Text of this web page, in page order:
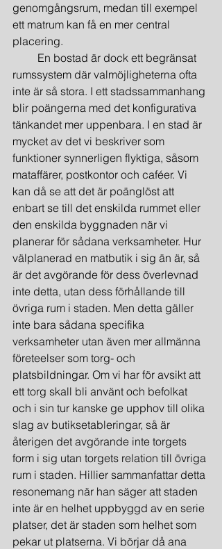
genomgångsrum, medan till exempel
ett matrum kan få en mer central
placering.
En bostad är dock ett begränsat
rumssystem där valmöjligheterna ofta
inte är så stora. I ett stadssammanhang
blir poängerna med det konfigurativa
tänkandet mer uppenbara. I en stad är
mycket av det vi beskriver som
funktioner synnerligen flyktiga, såsom
mataffärer, postkontor och caféer. Vi
kan då se att det är poänglöst att
enbart se till det enskilda rummet eller
den enskilda byggnaden när vi
planerar för sådana verksamheter. Hur
välplanerad en matbutik i sig än är, så
är det avgörande för dess överlevnad
inte detta, utan dess förhållande till
övriga rum i staden. Men detta gäller
inte bara sådana specifika
verksamheter utan även mer allmänna
företeelser som torg- och
platsbildningar. Om vi har för avsikt att
ett torg skall bli använt och befolkat
och i sin tur kanske ge upphov till olika
slag av butiksetableringar, så är
återigen det avgörande inte torgets
form i sig utan torgets relation till övriga
rum i staden. Hillier sammanfattar detta
resonemang när han säger att staden
inte är en helhet uppbyggd av en serie
platser, det är staden som helhet som
pekar ut platserna. Vi börjar då ana